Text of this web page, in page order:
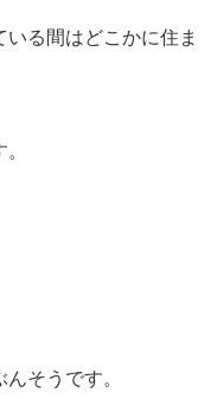
る間はどこかに住ま
そうです。